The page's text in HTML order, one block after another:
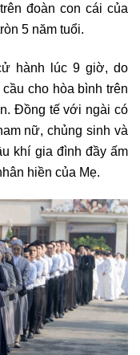
đoàn con cái của
5 năm tuổi.
hành lúc 9 giờ, do
cho hòa bình trên
Đồng tế với ngài có
nữ, chủng sinh và
khí gia đình đầy ấm
hiền của Mẹ.